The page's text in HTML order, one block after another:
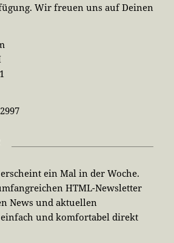
Wir freuen uns auf Deinen
ein Mal in der Woche.
HTML-Newsletter
News und aktuellen
und komfortabel direkt